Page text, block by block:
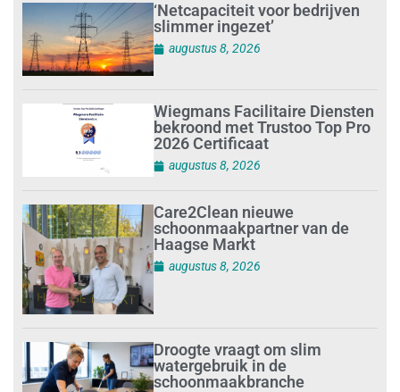
‘Netcapaciteit voor bedrijven
slimmer ingezet’
augustus 8, 2026
Wiegmans Facilitaire Diensten
bekroond met Trustoo Top Pro
2026 Certificaat
augustus 8, 2026
Care2Clean nieuwe
schoonmaakpartner van de
Haagse Markt
augustus 8, 2026
Droogte vraagt om slim
watergebruik in de
schoonmaakbranche